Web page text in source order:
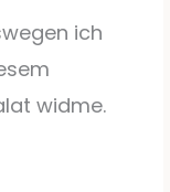
ich
widme.